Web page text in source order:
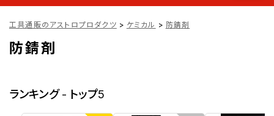
工具通販のアストロプロダクツ > ケミカル > 防錆剤
防錆剤
ランキング - トップ5